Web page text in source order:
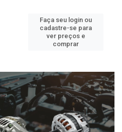
Faça seu login ou
cadastre-se para
ver preços e
comprar